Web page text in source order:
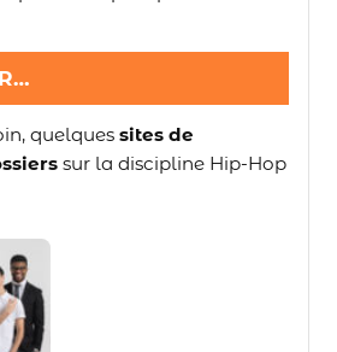
quelques sites de
sur la discipline Hip-Hop